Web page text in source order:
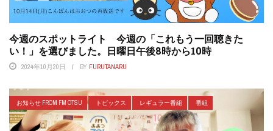
今週のスポットライト 今週の「これもう一回聴きた
い！」を選びました。日曜日午後8時から10時
2024年10月20日 BY FURUTANARU
お知らせ FROM FM OTSU トピックス レギュラー番組 番組